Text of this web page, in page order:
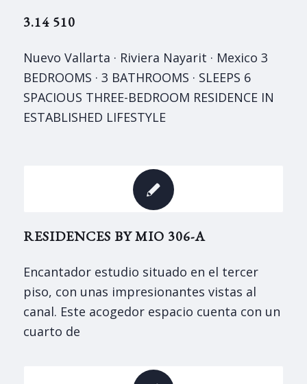
3.14 510
Nuevo Vallarta · Riviera Nayarit · Mexico 3
BEDROOMS · 3 BATHROOMS · SLEEPS 6
SPACIOUS THREE-BEDROOM RESIDENCE IN
ESTABLISHED LIFESTYLE
RESIDENCES BY MIO 306-A
Encantador estudio situado en el tercer
piso, con unas impresionantes vistas al
canal. Este acogedor espacio cuenta con un
cuarto de